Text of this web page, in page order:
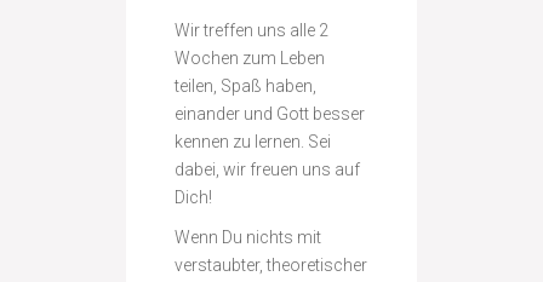
Wir treffen uns alle 2
Wochen zum Leben
teilen, Spaß haben,
einander und Gott besser
kennen zu lernen. Sei
dabei, wir freuen uns auf
Dich!
Wenn Du nichts mit
verstaubter, theoretischer